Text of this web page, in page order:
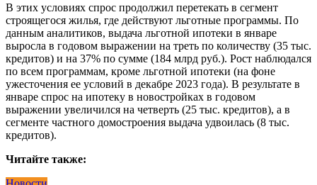
В этих условиях спрос продолжил перетекать в сегмент
строящегося жилья, где действуют льготные программы. По
данным аналитиков, выдача льготной ипотеки в январе
выросла в годовом выражении на треть по количеству (35 тыс.
кредитов) и на 37% по сумме (184 млрд руб.). Рост наблюдался
по всем программам, кроме льготной ипотеки (на фоне
ужесточения ее условий в декабре 2023 года). В результате в
январе спрос на ипотеку в новостройках в годовом
выражении увеличился на четверть (25 тыс. кредитов), а в
сегменте частного домостроения выдача удвоилась (8 тыс.
кредитов).
Читайте также: